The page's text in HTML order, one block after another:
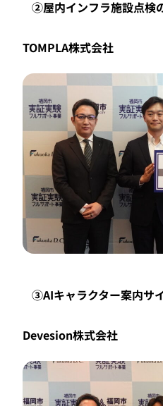
②屋内インフラ施設点検
TOMPLA株式会社
③AIキャラクター案内サ
Devesion株式会社